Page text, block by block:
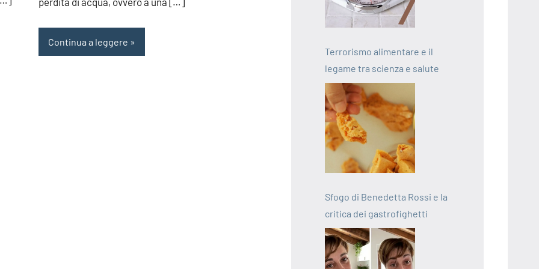
Continua a leggere
Terrorismo alimentare e il
legame tra scienza e salute
Sfogo di Benedetta Rossi e la
critica dei gastrofighetti